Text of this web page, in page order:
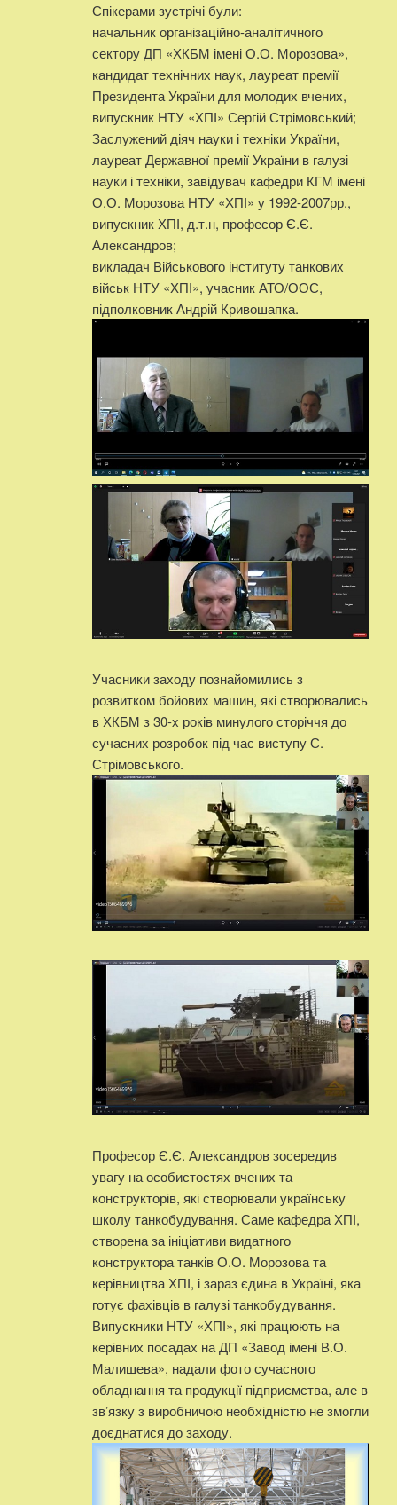
Спікерами зустрічі були:
начальник організаційно-аналітичного
сектору ДП «ХКБМ імені О.О. Морозова»,
кандидат технічних наук, лауреат премії
Президента України для молодих вчених,
випускник НТУ «ХПІ» Сергій Стрімовський;
Заслужений діяч науки і техніки України,
лауреат Державної премії України в галузі
науки і техніки, завідувач кафедри КГМ імені
О.О. Морозова НТУ «ХПІ» у 1992-2007рр.,
випускник ХПІ, д.т.н, професор Є.Є.
Александров;
викладач Військового інституту танкових
військ НТУ «ХПІ», учасник АТО/ООС,
підполковник Андрій Кривошапка.
Учасники заходу познайомились з
розвитком бойових машин, які створювались
в ХКБМ з 30-х років минулого сторіччя до
сучасних розробок під час виступу С.
Стрімовського.
Професор Є.Є. Александров зосередив
увагу на особистостях вчених та
конструкторів, які створювали українську
школу танкобудування. Саме кафедра ХПІ,
створена за ініціативи видатного
конструктора танків О.О. Морозова та
керівництва ХПІ, і зараз єдина в Україні, яка
готує фахівців в галузі танкобудування.
Випускники НТУ «ХПІ», які працюють на
керівних посадах на ДП «Завод імені В.О.
Малишева», надали фото сучасного
обладнання та продукції підприємства, але в
зв’язку з виробничою необхідністю не змогли
доєднатися до заходу.